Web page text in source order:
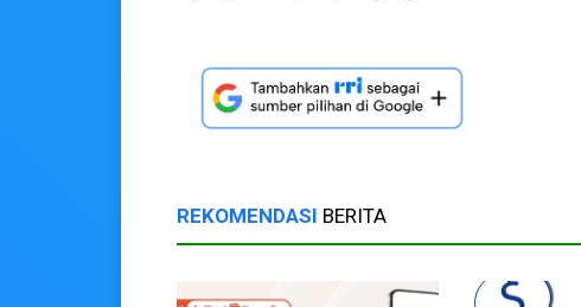
REKOMENDASI BERITA